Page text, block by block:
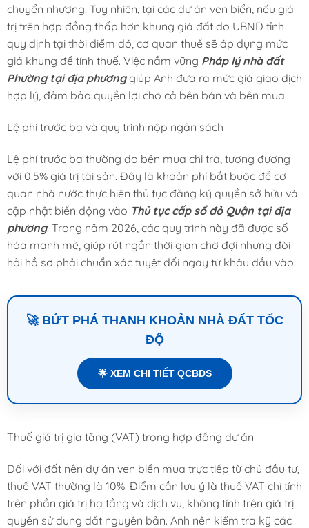
chuyển nhượng. Tuy nhiên, tại các dự án ven biển, nếu giá
trị trên hợp đồng thấp hơn khung giá đất do UBND tỉnh
quy định tại thời điểm đó, cơ quan thuế sẽ áp dụng mức
giá khung để tính thuế. Việc nắm vững Pháp lý nhà đất
Phường tại địa phươnggiúp Anh đưa ra mức giá giao dịch
hợp lý, đảm bảo quyền lợi cho cả bên bán và bên mua.
Lệ phí trước bạ và quy trình nộp ngân sách
Lệ phí trước bạ thường do bên mua chi trả, tương đương
với 0.5% giá trị tài sản. Đây là khoản phí bắt buộc để cơ
quan nhà nước thực hiện thủ tục đăng ký quyền sở hữu và
cập nhật biến động vào Thủ tục cấp sổ đỏ Quận tại địa
phương. Trong năm 2026, các quy trình này đã được số
hóa mạnh mẽ, giúp rút ngắn thời gian chờ đợi nhưng đòi
hỏi hồ sơ phải chuẩn xác tuyệt đối ngay từ khâu đầu vào.
🚀 BỨT PHÁ THANH KHOẢN NHÀ ĐẤT TỐC
ĐỘ
🌟 XEM CHI TIẾT QCBDS
Thuế giá trị gia tăng (VAT) trong hợp đồng dự án
Đối với đất nền dự án ven biển mua trực tiếp từ chủ đầu tư,
thuế VAT thường là 10%. Điểm cần lưu ý là thuế VAT chỉ tính
trên phần giá trị hạ tầng và dịch vụ, không tính trên giá trị
quyền sử dụng đất nguyên bản. Anh nên kiểm tra kỹ các